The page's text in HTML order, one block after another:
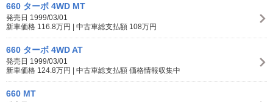
660 ターボ 4WD MT
発売日 1999/03/01
新車価格 116.8万円 | 中古車総支払額 108万円
660 ターボ 4WD AT
発売日 1999/03/01
新車価格 124.8万円 | 中古車総支払額 価格情報収集中
660 MT